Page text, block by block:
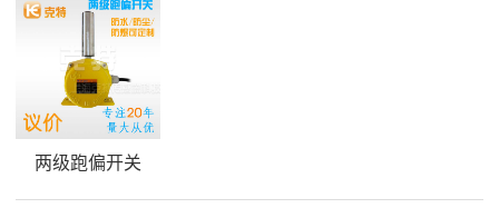
两级跑偏开关